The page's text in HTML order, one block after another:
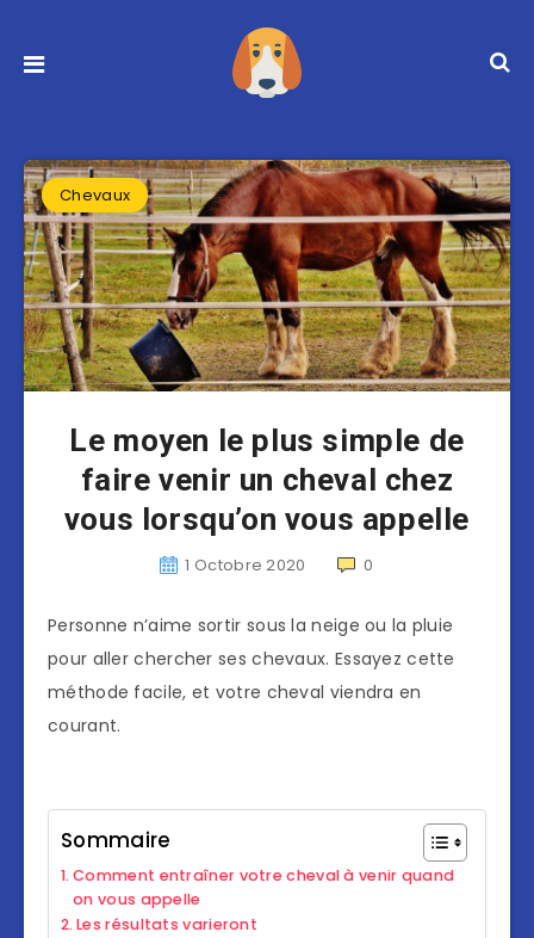
Chevaux
Le moyen le plus simple de
faire venir un cheval chez
vous lorsqu’on vous appelle
1 Octobre 2020 0
Personne n’aime sortir sous la neige ou la pluie
pour aller chercher ses chevaux. Essayez cette
méthode facile, et votre cheval viendra en
courant.
Sommaire
Comment entraîner votre cheval à venir quand
on vous appelle
Les résultats varieront